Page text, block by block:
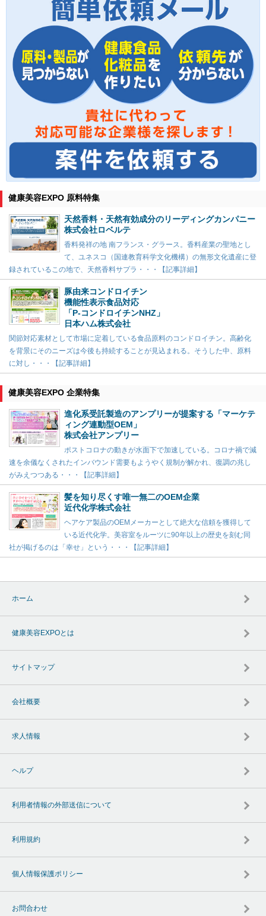
健康美容EXPO 原料特集
天然香料・天然有効成分のリーディングカンパニー
株式会社ロベルテ
香料発祥の地 南フランス・グラース。香料産業の聖地とし
て、ユネスコ（国連教育科学文化機構）の無形文化遺産に登
録されているこの地で、天然香料サプラ・・・【記事詳細】
豚由来コンドロイチン
機能性表示食品対応
「P-コンドロイチンNHZ」
日本ハム株式会社
関節対応素材として市場に定着している食品原料のコンドロイチン。高齢化
を背景にそのニーズは今後も持続することが見込まれる。そうした中、原料
に対し・・・【記事詳細】
健康美容EXPO 企業特集
進化系受託製造のアンプリーが提案する「マーケテ
ィング連動型OEM」
株式会社アンプリー
ポストコロナの動きが水面下で加速している。コロナ禍で減
速を余儀なくされたインバウンド需要もようやく規制が解かれ、復調の兆し
がみえつつある・・・【記事詳細】
髪を知り尽くす唯一無二のOEM企業
近代化学株式会社
ヘアケア製品のOEMメーカーとして絶大な信頼を獲得して
いる近代化学。美容室をルーツに90年以上の歴史を刻む同
社が掲げるのは「幸せ」という・・・【記事詳細】
ホーム
健康美容EXPOとは
サイトマップ
会社概要
求人情報
ヘルプ
利用者情報の外部送信について
利用規約
個人情報保護ポリシー
お問合わせ